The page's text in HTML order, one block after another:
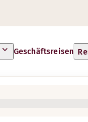
Geschäftsreisen